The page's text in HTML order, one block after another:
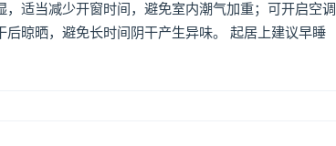
适当减少开窗时间，避免室内潮气加重；可开启空调
晾晒，避免长时间阴干产生异味。 起居上建议早睡